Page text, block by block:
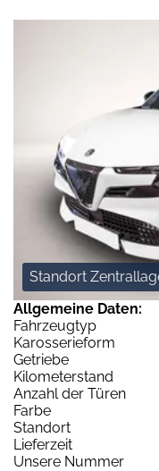
Standort
Allgemeine Daten:
Fahrzeugtyp
Karosserieform
Getriebe
Kilometerstand
Anzahl der Türen
Farbe
Standort
Lieferzeit
Unsere Nummer